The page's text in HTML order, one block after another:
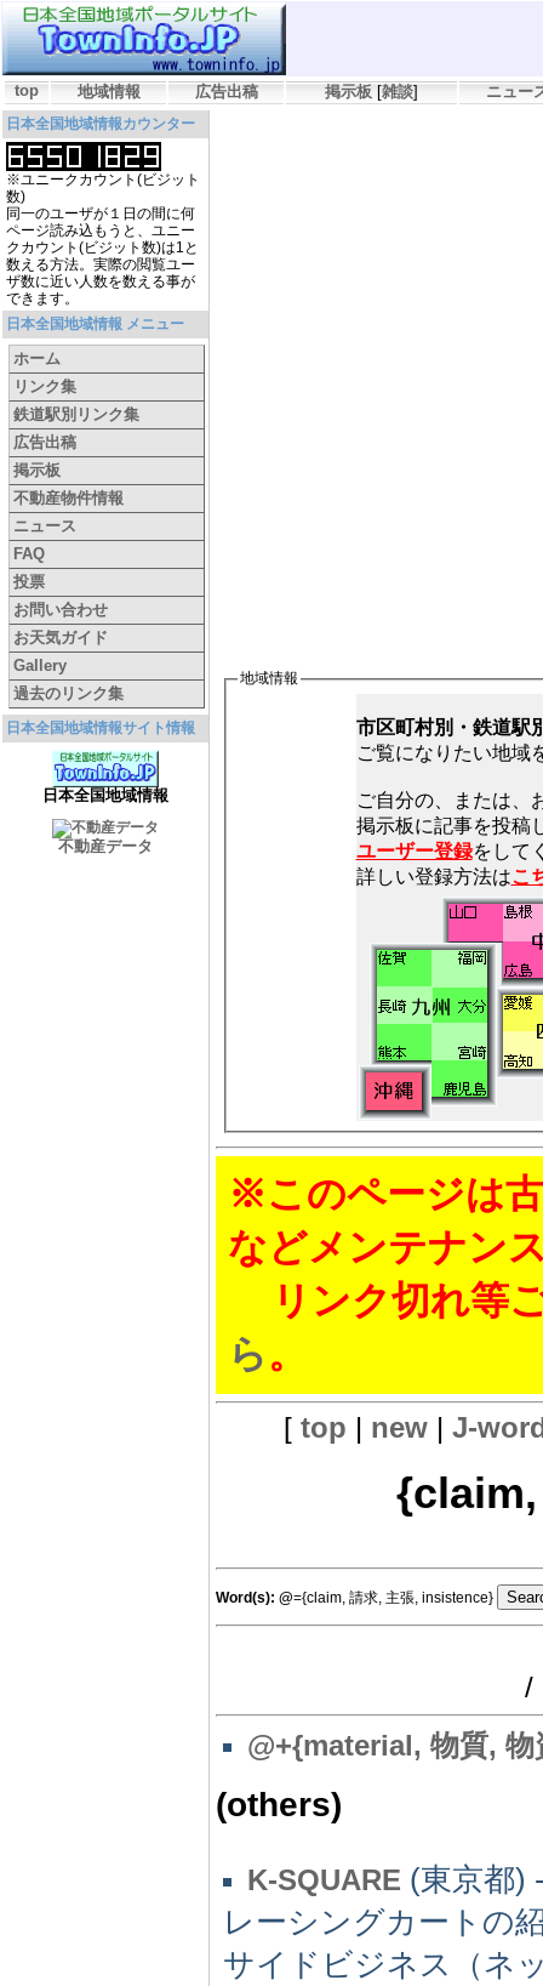
top 地域情報 広告出稿 掲示板 [雑談] ニュー
日本全国地域情報カウンター
※ユニークカウント(ビジット
数)
同一のユーザが１日の間に何
ページ読み込もうと、ユニー
クカウント(ビジット数)は1と
数える方法。実際の閲覧ユー
ザ数に近い人数を数える事が
できます。
日本全国地域情報 メニュー
ホーム
リンク集
鉄道駅別リンク集
広告出稿
掲示板
不動産物件情報
ニュース
FAQ
投票
お問い合わせ
お天気ガイド
Gallery
過去のリンク集
日本全国地域情報サイト情報
日本全国地域情報
不動産データ
地域情報
市区町村別・鉄道駅
ご覧になりたい地域
ご自分の、または、
ユーザー登録をして
詳しい登録方法はこ
※このページは
などメンテナン
リンク切れ等
ら。
[ top | new| J-
Word(s): @={claim, 請求, 主張, insistence}
/
@+{material, 物質,
(others)
K-SQUARE (東京都)
レーシングカートの
サイドビジネス（ネ